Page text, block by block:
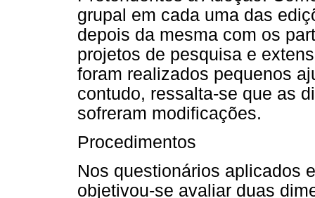
grupal em cada uma das
depois da mesma com os
projetos de pesquisa e
foram realizados pequenos
contudo, ressalta-se que as
sofreram modificações.
Procedimentos
Nos questionários aplicados
objetivou-se avaliar duas